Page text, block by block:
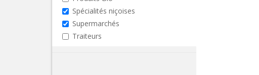
Spécialités niçoises
Supermarchés
Traiteurs